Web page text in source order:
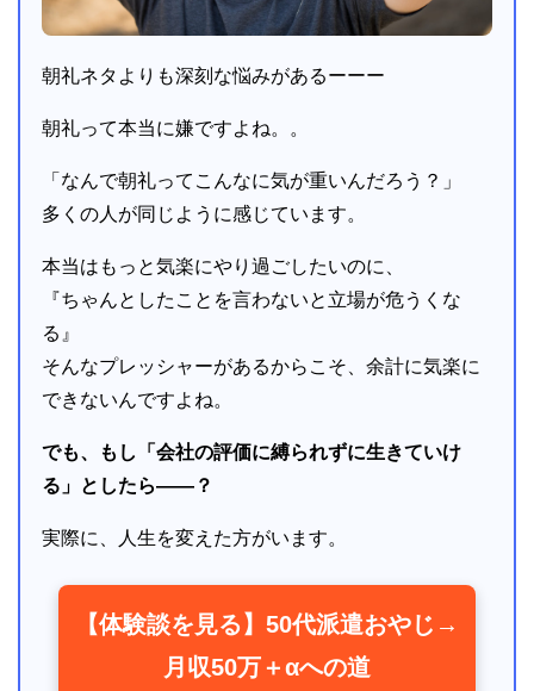
朝礼ネタよりも深刻な悩みがあるーーー
朝礼って本当に嫌ですよね。。
「なんで朝礼ってこんなに気が重いんだろう？」
多くの人が同じように感じています。
本当はもっと気楽にやり過ごしたいのに、
『ちゃんとしたことを言わないと立場が危うくな
る』
そんなプレッシャーがあるからこそ、余計に気楽に
できないんですよね。
でも、もし「会社の評価に縛られずに生きていけ
る」としたら――？
実際に、人生を変えた方がいます。
【体験談を見る】50代派遣おやじ→
月収50万＋αへの道